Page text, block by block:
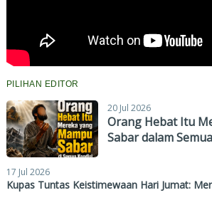
PILIHAN EDITOR
20 Jul 2026
Orang Hebat Itu
Sabar dalam
17 Jul 2026
Kupas Tuntas Keistimewaan Hari Jumat: